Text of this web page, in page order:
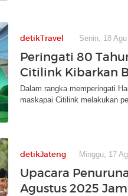
detikTravel Senin, 18
Peringati 80
Citilink Kibarkan
Dalam rangka memperingati
maskapai Citilink melakukan
detikJateng Minggu, 17
Upacara
Agustus 2025